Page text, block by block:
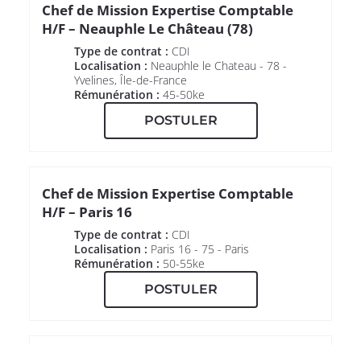
Chef de Mission Expertise Comptable
H/F – Neauphle Le Château (78)
Type de contrat : CDI
Localisation : Neauphle le Chateau - 78 -
Yvelines, Île-de-France
Rémunération : 45-50ke
POSTULER
Chef de Mission Expertise Comptable
H/F – Paris 16
Type de contrat : CDI
Localisation : Paris 16 - 75 - Paris
Rémunération : 50-55ke
POSTULER